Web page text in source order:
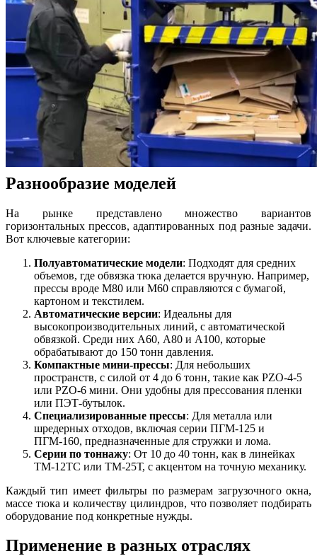
Разнообразие моделей
На рынке представлено множество вариантов
горизонтальных прессов, адаптированных под разные задачи.
Вот ключевые категории:
Полуавтоматические модели: Подходят для средних
объемов, где обвязка тюка делается вручную. Например,
прессы вроде М80 или М60 справляются с бумагой,
картоном и текстилем.
Автоматические версии: Идеальны для
высокопроизводительных линий, с автоматической
обвязкой. Среди них А60, А80 и А100, которые
обрабатывают до 150 тонн давления.
Компактные мини-прессы: Для небольших
пространств, с силой от 4 до 6 тонн, такие как PZO-4-5
или PZO-6 мини. Они удобны для прессования пленки
или ПЭТ-бутылок.
Специализированные прессы: Для металла или
шредерных отходов, включая серии ПГМ-125 и
ПГМ-160, предназначенные для стружки и лома.
Серии по тоннажу: От 10 до 40 тонн, как в линейках
ТМ-12ТС или ТМ-25Т, с акцентом на точную механику.
Каждый тип имеет фильтры по размерам загрузочного окна,
массе тюка и количеству цилиндров, что позволяет подбирать
оборудование под конкретные нужды.
Применение в разных отраслях